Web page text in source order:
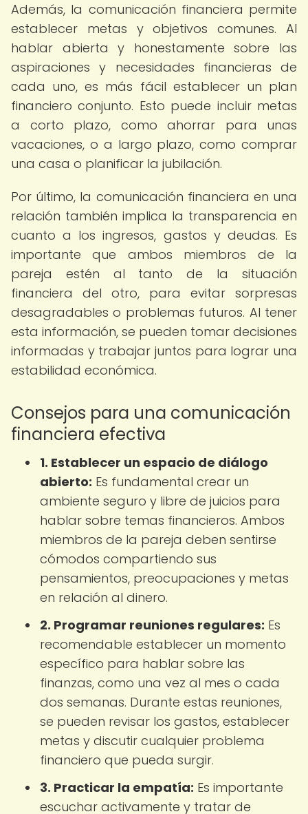
Además, la comunicación financiera permite
establecer metas y objetivos comunes. Al
hablar abierta y honestamente sobre las
aspiraciones y necesidades financieras de
cada uno, es más fácil establecer un plan
financiero conjunto. Esto puede incluir metas
a corto plazo, como ahorrar para unas
vacaciones, o a largo plazo, como comprar
una casa o planificar la jubilación.
Por último, la comunicación financiera en una
relación también implica la transparencia en
cuanto a los ingresos, gastos y deudas. Es
importante que ambos miembros de la
pareja estén al tanto de la situación
financiera del otro, para evitar sorpresas
desagradables o problemas futuros. Al tener
esta información, se pueden tomar decisiones
informadas y trabajar juntos para lograr una
estabilidad económica.
Consejos para una comunicación
financiera efectiva
1. Establecer un espacio de diálogo
abierto: Es fundamental crear un
ambiente seguro y libre de juicios para
hablar sobre temas financieros. Ambos
miembros de la pareja deben sentirse
cómodos compartiendo sus
pensamientos, preocupaciones y metas
en relación al dinero.
2. Programar reuniones regulares: Es
recomendable establecer un momento
específico para hablar sobre las
finanzas, como una vez al mes o cada
dos semanas. Durante estas reuniones,
se pueden revisar los gastos, establecer
metas y discutir cualquier problema
financiero que pueda surgir.
3. Practicar la empatía: Es importante
escuchar activamente y tratar de